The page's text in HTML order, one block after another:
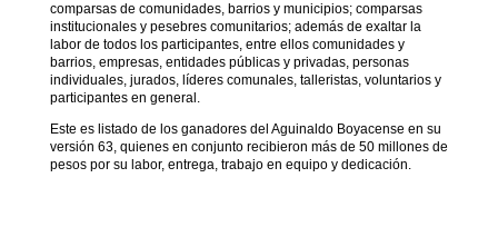
comparsas de comunidades, barrios y municipios; comparsas
institucionales y pesebres comunitarios; además de exaltar la
labor de todos los participantes, entre ellos comunidades y
barrios, empresas, entidades públicas y privadas, personas
individuales, jurados, líderes comunales, talleristas, voluntarios y
participantes en general.
Este es listado de los ganadores del Aguinaldo Boyacense en su
versión 63, quienes en conjunto recibieron más de 50 millones de
pesos por su labor, entrega, trabajo en equipo y dedicación.